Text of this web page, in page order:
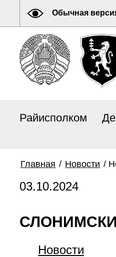
Обычная
Райисполком
Главная / Новости /
03.10.2024
Новости